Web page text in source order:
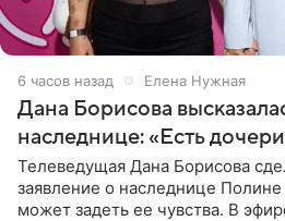
6 часов назад Елена Нужная
Дана Борисова
наследнице: «Есть
Телеведущая Дана Борисова
заявление о наследнице
может задеть ее чувства. В